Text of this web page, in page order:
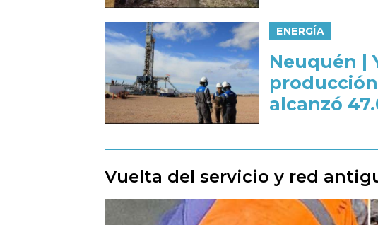
ENERGÍA
Neuquén |
alcanzó
Vuelta del servicio y red